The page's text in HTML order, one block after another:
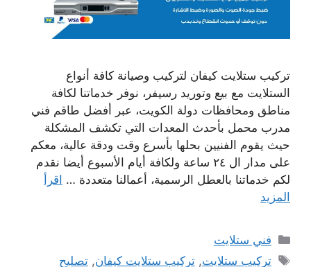
تركيب ستلايت كيفان لتركيب وصيانة كافة أنواع
الستلايت مع بيع وتوريد رسيفر، نوفر خدماتنا لكافة
مناطق ومحافظات دولة الكويت، عبر أفضل طاقم فني
مدرب محمل بأحدث المعدات التي تكشف المشكلة
حيث يقوم الفنيين بحلها بأسرع وقت ودقة عالية، معكم
على مدار ال ٢٤ ساعة ولكافة أيام الأسبوع أيضا نقدم
لكم خدماتنا بالعطل الرسمية، أعمالنا متعددة … اقرأ
المزيد
التصنيفات
فني ستلايت
الوسوم
تركيب ستلايت,تركيب ستلايت كيفان,تصليح